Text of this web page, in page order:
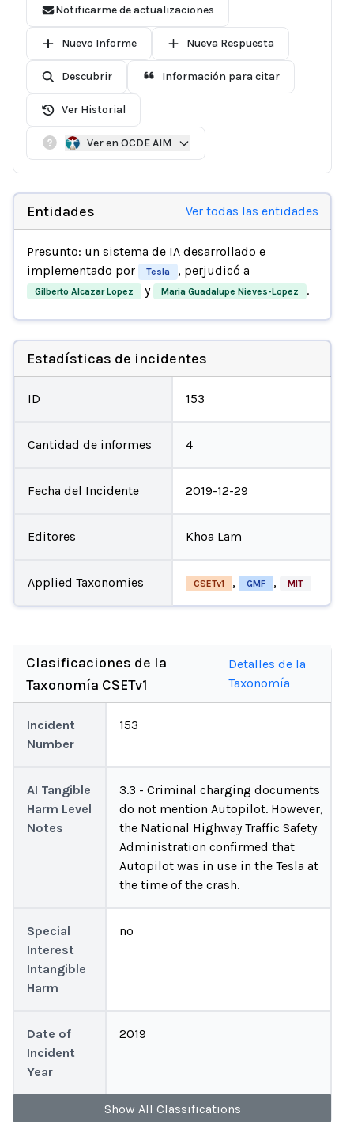
Notificarme de actualizaciones
Nuevo Informe Nueva Respuesta
Descubrir Información para citar
Ver Historial
Ver en OCDE AIM
Entidades Ver todas las entidades
Presunto: un sistema de IA desarrollado e
implementado por
Tesla , perjudicó a
Gilberto Alcazar Lopez y Maria Guadalupe Nieves-Lopez .
Estadísticas de incidentes
ID 153
Cantidad de informes 4
Fecha del Incidente 2019-12-29
Editores Khoa Lam
Applied Taxonomies CSETv1 , GMF , MIT
Clasificaciones de la
Taxonomía CSETv1
Detalles de la
Taxonomía
Incident
Number
153
AI Tangible
Harm Level
Notes
3.3 - Criminal charging documents
do not mention Autopilot. However,
the National Highway Traffic Safety
Administration confirmed that
Autopilot was in use in the Tesla at
the time of the crash.
Special
Interest
Intangible
Harm
no
Date of
Incident
Year
2019
Show All Classifications